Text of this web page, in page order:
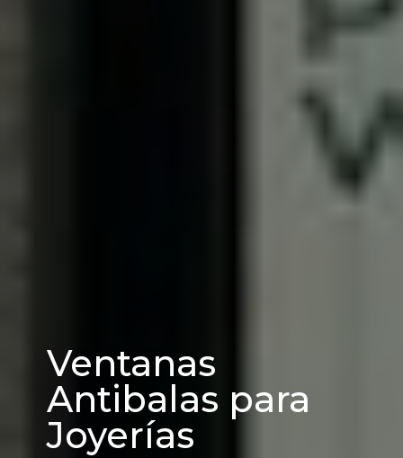
Ventanas
Antibalas para
Joyerías